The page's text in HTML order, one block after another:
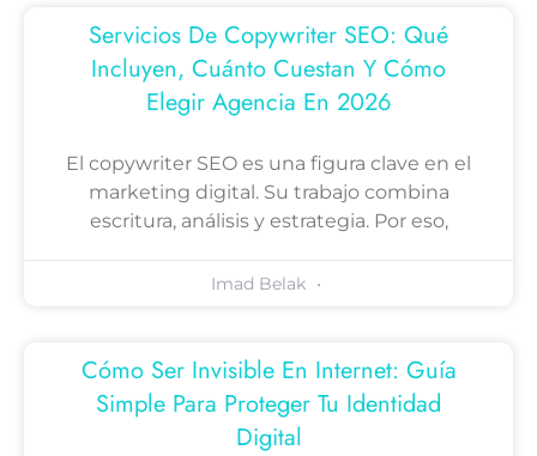
Servicios De Copywriter SEO: Qué
Incluyen, Cuánto Cuestan Y Cómo
Elegir Agencia En 2026
El copywriter SEO es una figura clave en el
marketing digital. Su trabajo combina
escritura, análisis y estrategia. Por eso,
Imad Belak
Cómo Ser Invisible En Internet: Guía
Simple Para Proteger Tu Identidad
Digital